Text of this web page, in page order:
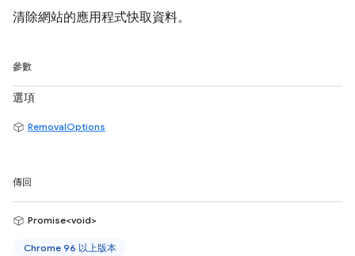
清除網站的應用程式快取資料。
參數
選項
RemovalOptions
傳回
Promise<void>
Chrome 96 以上版本